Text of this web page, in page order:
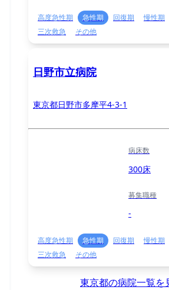
高度急性期 急性期 回復期 慢性期
三次救急
その他
日野市立病院
東京都日野市多摩平4-3-1
病床数
300床
募集職種
-
高度急性期 急性期 回復期 慢性期
三次救急
その他
東京都の病院一覧を